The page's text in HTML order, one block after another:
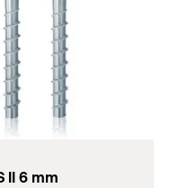
II 6 mm